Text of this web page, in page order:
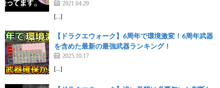
2021.04.29
[…]
【ドラクエウォーク】6周年で環境激変！6周年武器
を含めた最新の最強武器ランキング！
2025.10.17
[…]